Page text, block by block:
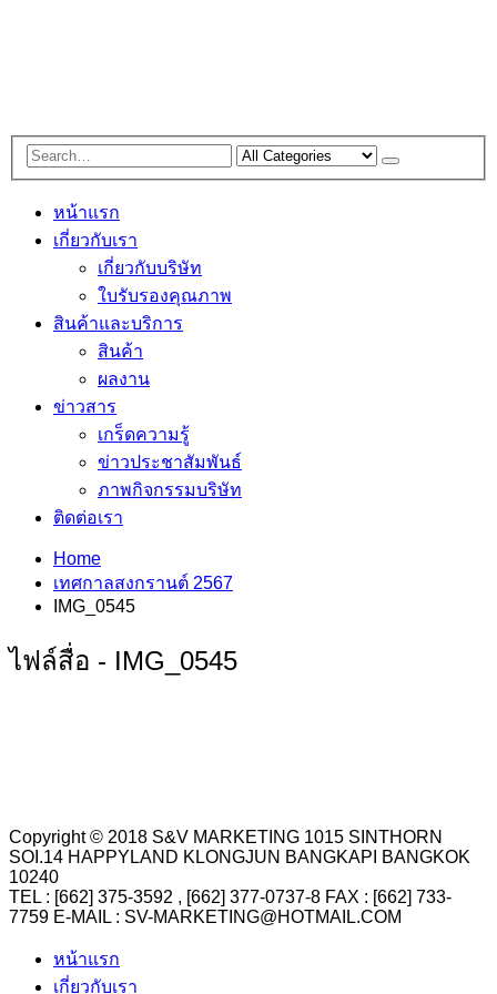
หน้าแรก
เกี่ยวกับเรา
เกี่ยวกับบริษัท
ใบรับรองคุณภาพ
สินค้าและบริการ
สินค้า
ผลงาน
ข่าวสาร
เกร็ดความรู้
ข่าวประชาสัมพันธ์
ภาพกิจกรรมบริษัท
ติดต่อเรา
Home
เทศกาลสงกรานต์ 2567
IMG_0545
ไฟล์สื่อ - IMG_0545
Copyright © 2018 S&V MARKETING 1015 SINTHORN
SOI.14 HAPPYLAND KLONGJUN BANGKAPI BANGKOK
10240
TEL : [662] 375-3592 , [662] 377-0737-8 FAX : [662] 733-
7759 E-MAIL : SV-MARKETING@HOTMAIL.COM
หน้าแรก
เกี่ยวกับเรา